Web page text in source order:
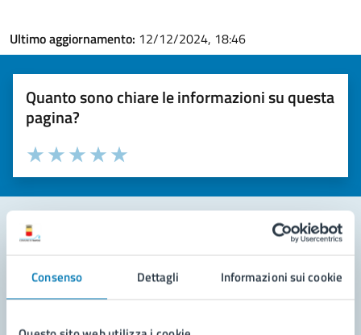
Consenso Dettagli Informazioni sui cookie
Ultimo aggiornamento: 12/12/2024, 18:46
Quanto sono chiare le informazioni su questa
pagina?
Valuta la chiarezza delle informazioni (da 1 a 5 stelle)
Seleziona il numero di stelle per valutare la chiarezza delle
Valuta 5 stelle su 5
Valuta 4 stelle su 5
Valuta 3 stelle su 5
Valuta 2 stelle su 5
Valuta 1 stelle su 5
Leggi le domande frequenti
Richiedi assistenza